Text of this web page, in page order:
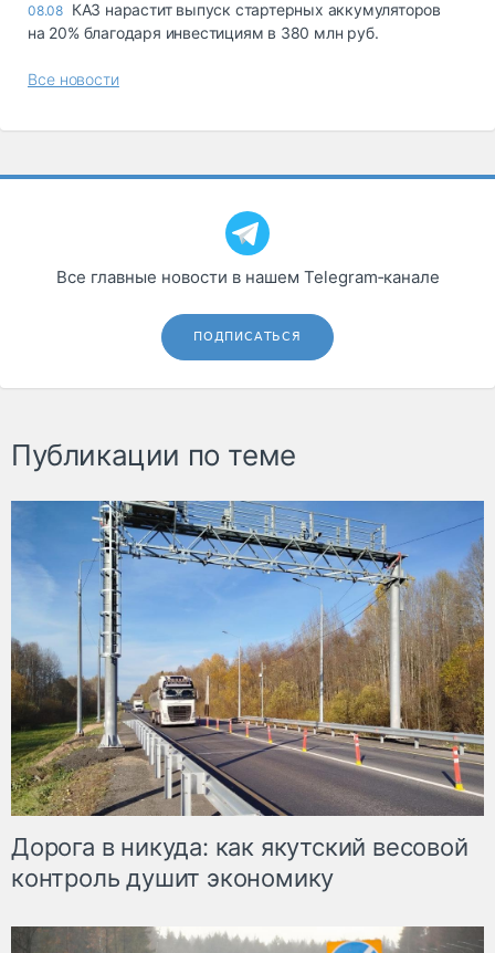
08.08 КАЗ нарастит выпуск стартерных аккумуляторов
на 20% благодаря инвестициям в 380 млн руб.
Все новости
Все главные новости в нашем Telegram‑канале
ПОДПИСАТЬСЯ
Публикации по теме
Дорога в никуда: как якутский весовой
контроль душит экономику